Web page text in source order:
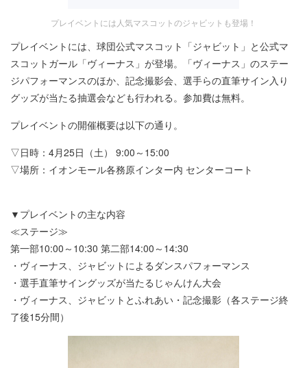
プレイベントには人気マスコットのジャビットも登場！
プレイベントには、球団公式マスコット「ジャビット」と公式マ
スコットガール「ヴィーナス」が登場。「ヴィーナス」のステー
ジパフォーマンスのほか、記念撮影会、選手らの直筆サイン入り
グッズが当たる抽選会なども行われる。参加費は無料。
プレイベントの開催概要は以下の通り。
▽日時：4月25日（土） 9:00～15:00
▽場所：イオンモール各務原インター内 センターコート
▼プレイベントの主な内容
≪ステージ≫
第一部10:00～10:30 第二部14:00～14:30
・ヴィーナス、ジャビットによるダンスパフォーマンス
・選手直筆サイングッズが当たるじゃんけん大会
・ヴィーナス、ジャビットとふれあい・記念撮影（各ステージ終
了後15分間）